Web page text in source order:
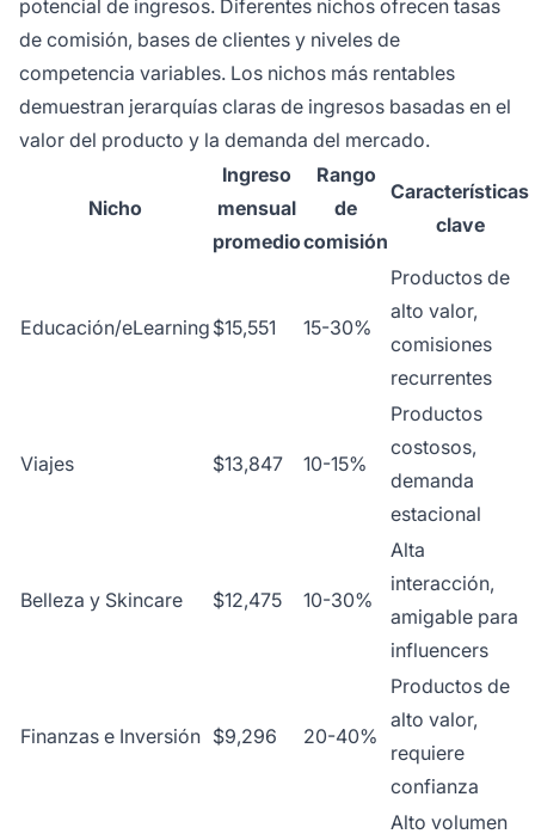
potencial de ingresos. Diferentes nichos ofrecen tasas
de comisión, bases de clientes y niveles de
competencia variables. Los nichos más rentables
demuestran jerarquías claras de ingresos basadas en el
valor del producto y la demanda del mercado.
Nicho
Ingreso
mensual
promedio
Rango
de
comisión
Características
clave
Educación/eLearning $15,551 15-30%
Productos de
alto valor,
comisiones
recurrentes
Viajes $13,847 10-15%
Productos
costosos,
demanda
estacional
Belleza y Skincare $12,475 10-30%
Alta
interacción,
amigable para
influencers
Finanzas e Inversión $9,296 20-40%
Productos de
alto valor,
requiere
confianza
Alto volumen